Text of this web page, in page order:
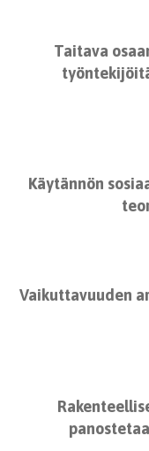
Taitava
Käytännön
Vaikuttavuuden